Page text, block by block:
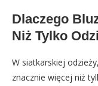
Dlaczego
Niż Tylko
W siatkarskiej
znacznie więcej niż